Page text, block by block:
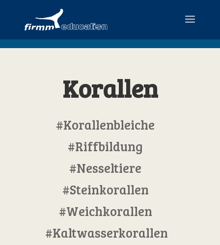
Korallen
#Korallenbleiche
#Riffbildung
#Nesseltiere
#Steinkorallen
#Weichkorallen
#Kaltwasserkorallen